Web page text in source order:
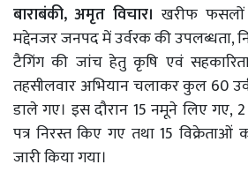
बाराबंकी, अमृत विचार।खरीफ फसलों
मद्देनजर जनपद में उर्वरक की उपलब्धता,
टैगिंग की जांच हेतु कृषि एवं सहकारिता
तहसीलवार अभियान चलाकर कुल 60
डाले गए। इस दौरान 15 नमूने लिए गए, 2
पत्र निरस्त किए गए तथा 15
जारी किया गया।